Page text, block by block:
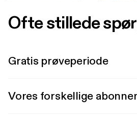
Ofte stillede
Gratis prøveperiode
Vores forskellige